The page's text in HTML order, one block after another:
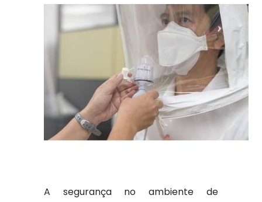
A segurança no ambiente de